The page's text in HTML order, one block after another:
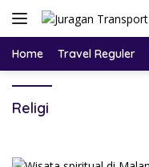
Home Travel Reguler
Religi